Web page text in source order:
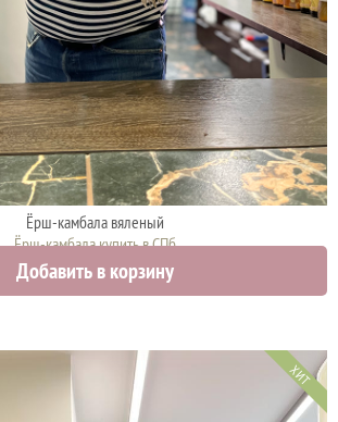
Ёрш-камбала вяленый
Ёрш-камбала купить в СПб
2000 руб.
Добавить в корзину
ХИТ